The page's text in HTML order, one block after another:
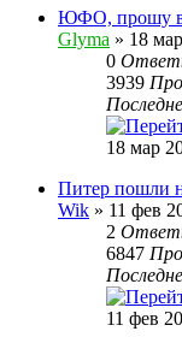
ЮФО, прошу
Glyma » 18
0
3939
18 мар
Питер пошли
Wik » 11 фев
2
6847
11 фев